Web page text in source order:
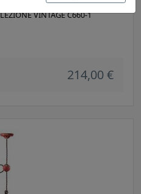
VINTAGE C660-1
214,00 €